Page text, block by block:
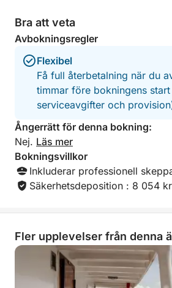
inklusive en uppblåsbar plattform,
kajaker och snorkelutrustning.
kommer att se till att alla ombord
tid.
En av våra mest oförglömliga
delfiner gjorde sällskap med oss
solnedgångskryssning nära ön
magiskt!
Följ med oss på Skarda på ett
och skapa underbara minnen!
Bra att veta
Avbokningsregler
Flexibel
Få full återbetalning när du
timmar före bokningens
serviceavgifter och
Ångerrätt för denna bokning:
Nej. Läs mer
Bokningsvillkor
Inkluderar professionell
Säkerhetsdeposition : 8 054 kr
Fler upplevelser från denna